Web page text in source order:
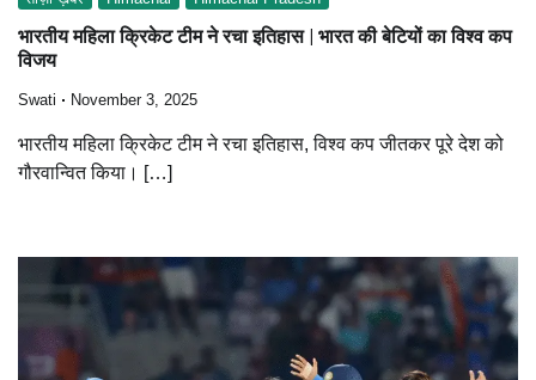
भारतीय महिला क्रिकेट टीम ने रचा इतिहास | भारत की बेटियों का विश्व कप
विजय
Swati November 3, 2025
भारतीय महिला क्रिकेट टीम ने रचा इतिहास, विश्व कप जीतकर पूरे देश को
गौरवान्वित किया। […]